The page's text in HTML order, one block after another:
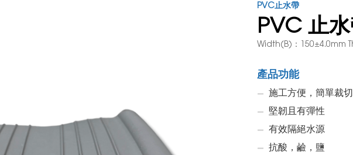
PVC止水帶
PVC 止
Width(B)：150±4.0mm
產品功能
施工方便，簡單裁切
堅韌且有彈性
有效隔絕水源
抗酸，鹼，鹽